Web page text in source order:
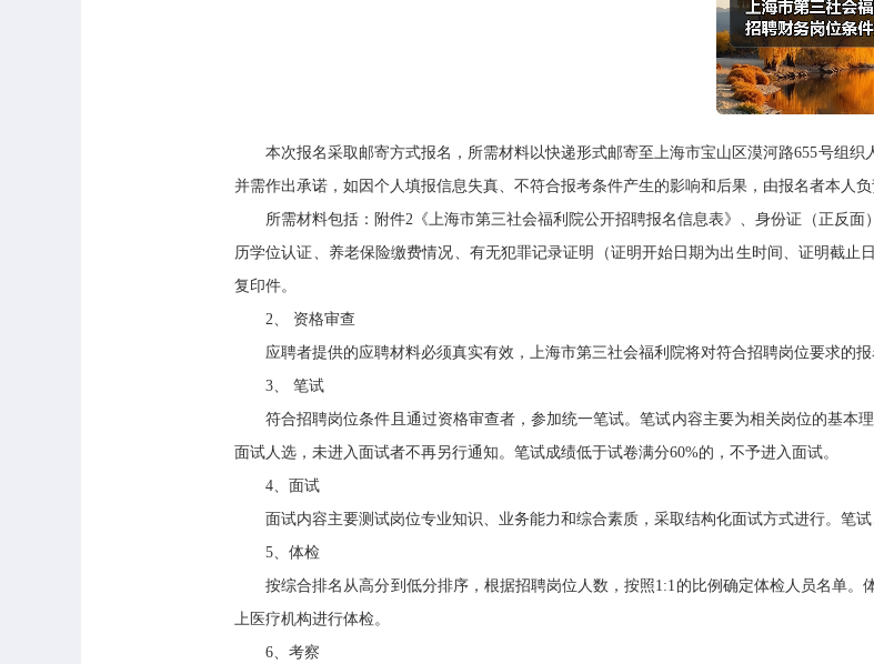
本次报名采取邮寄方式报名，所需材料以快递形式邮寄至上海市宝山区漠河路655号组织
并需作出承诺，如因个人填报信息失真、不符合报考条件产生的影响和后果，由报名者本人负
所需材料包括：附件2《上海市第三社会福利院公开招聘报名信息表》、身份证（正反面
历学位认证、养老保险缴费情况、有无犯罪记录证明（证明开始日期为出生时间、证明截
复印件。
2、 资格审查
应聘者提供的应聘材料必须真实有效，上海市第三社会福利院将对符合招聘岗位要求的报
3、 笔试
符合招聘岗位条件且通过资格审查者，参加统一笔试。笔试内容主要为相关岗位的基本
面试人选，未进入面试者不再另行通知。笔试成绩低于试卷满分60%的，不予进入面试。
4、面试
面试内容主要测试岗位专业知识、业务能力和综合素质，采取结构化面试方式进行。笔试
5、体检
按综合排名从高分到低分排序，根据招聘岗位人数，按照1:1的比例确定体检人员名单。
上医疗机构进行体检。
6、考察